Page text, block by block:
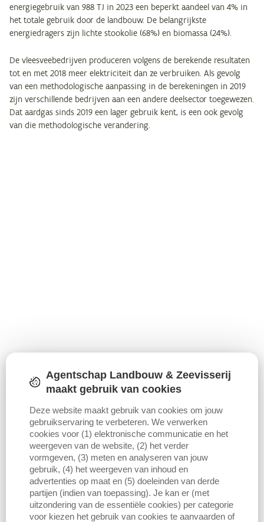
energiegebruik van 988 TJ in 2023 een beperkt aandeel van 4% in
het totale gebruik door de landbouw. De belangrijkste
energiedragers zijn lichte stookolie (68%) en biomassa (24%).
De vleesveebedrijven produceren volgens de berekende resultaten
tot en met 2018 meer elektriciteit dan ze verbruiken. Als gevolg
van een methodologische aanpassing in de berekeningen in 2019
zijn verschillende bedrijven aan een andere deelsector toegewezen.
Dat aardgas sinds 2019 een lager gebruik kent, is een ook gevolg
van die methodologische verandering.
Agentschap Landbouw & Zeevisserij
maakt gebruik van cookies
Deze website maakt gebruik van cookies om jouw
gebruikservaring te verbeteren. We verwerken
cookies voor (1) elektronische communicatie en het
weergeven van de website, (2) het verder
vormgeven, (3) meten en analyseren van jouw
gebruik, (4) het weergeven van inhoud en
advertenties op maat en (5) doeleinden van derde
partijen (indien van toepassing). Je kan er (met
uitzondering van de essentiële cookies) per categorie
voor kiezen het gebruik van cookies te aanvaarden of